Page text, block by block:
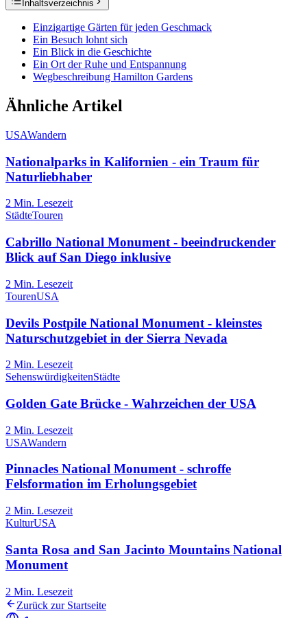
Inhaltsverzeichnis
Einzigartige Gärten für jeden Geschmack
Ein Besuch lohnt sich
Ein Blick in die Geschichte
Ein Ort der Ruhe und Entspannung
Wegbeschreibung Hamilton Gardens
Ähnliche Artikel
USAWandern
Nationalparks in Kalifornien - ein Traum für
Naturliebhaber
2 Min. Lesezeit
StädteTouren
Cabrillo National Monument - beeindruckender
Blick auf San Diego inklusive
2 Min. Lesezeit
TourenUSA
Devils Postpile National Monument - kleinstes
Naturschutzgebiet in der Sierra Nevada
2 Min. Lesezeit
SehenswürdigkeitenStädte
Golden Gate Brücke - Wahrzeichen der USA
2 Min. Lesezeit
USAWandern
Pinnacles National Monument - schroffe
Felsformation im Erholungsgebiet
2 Min. Lesezeit
KulturUSA
Santa Rosa and San Jacinto Mountains National
Monument
2 Min. Lesezeit
Zurück zur Startseite